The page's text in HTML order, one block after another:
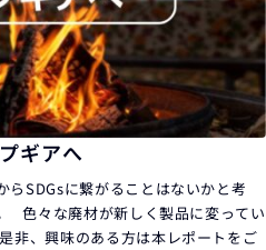
ギアへ
SDGsに繋がることはないかと考
色々な廃材が新しく製品に変ってい
非、興味のある方は本レポートをご